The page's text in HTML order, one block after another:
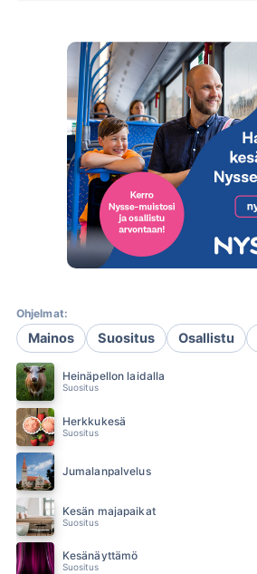
Ohjelmat:
Mainos Suositus Osallistu
Heinäpellon laidalla
Suositus
Herkkukesä
Suositus
Jumalanpalvelus
Kesän majapaikat
Suositus
Kesänäyttämö
Suositus